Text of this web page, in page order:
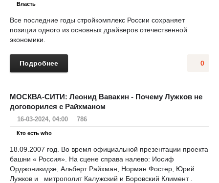
Власть
Все последние годы стройкомплекс России сохраняет
позиции одного из основных драйверов отечественной
экономики.
0
Подробнее
МОСКВА-СИТИ: Леонид Вавакин - Почему Лужков не
договорился с Райхманом
16-03-2024, 04:00 786
Кто есть who
18.09.2007 год. Во время официальной презентации проекта
башни « Россия». На сцене справа налево: Иосиф
Орджоникидзе, Альберт Райхман, Норман Фостер, Юрий
Лужков и митрополит Калужский и Боровский Климент .